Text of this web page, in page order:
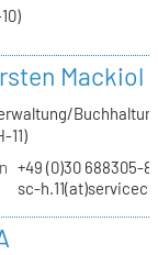
Mackiol
11)
+49 (0)30 688305-
sc-